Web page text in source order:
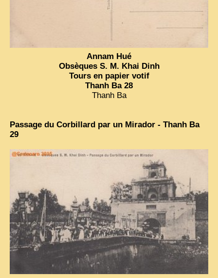
Annam Hué
Obsèques S. M. Khai Dinh
Tours en papier votif
Thanh Ba 28
Thanh Ba
Passage du Corbillard par un Mirador - Thanh Ba
29